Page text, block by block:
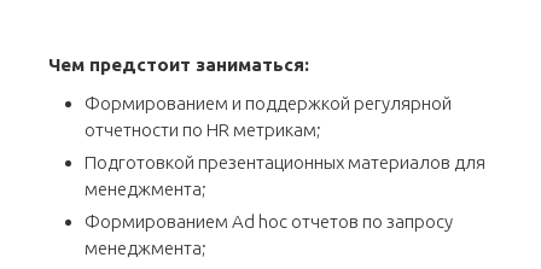
Чем предстоит заниматься:
Формированием и поддержкой регулярной
отчетности по HR метрикам;
Подготовкой презентационных материалов для
менеджмента;
Формированием Ad hoc отчетов по запросу
менеджмента;